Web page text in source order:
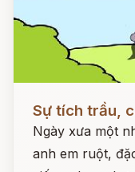
Sự tích trầu,
Ngày xưa một
anh em ruột,